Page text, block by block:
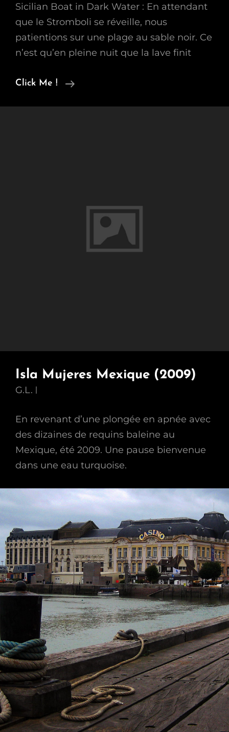
Sicilian Boat in Dark Water : En attendant
que le Stromboli se réveille, nous
patientions sur une plage au sable noir. Ce
n’est qu’en pleine nuit que la lave finit
Click Me !
Sicilian
Isla Mujeres Mexique (2009)
G.L.
En revenant d’une plongée en apnée avec
des dizaines de requins baleine au
Mexique, été 2009. Une pause bienvenue
dans une eau turquoise.